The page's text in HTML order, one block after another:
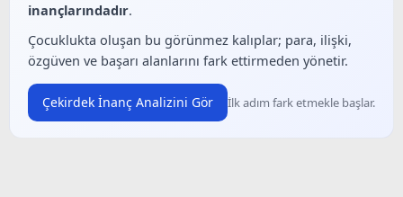
inançlarındadır.
Çocuklukta oluşan bu görünmez kalıplar; para, ilişki,
özgüven ve başarı alanlarını fark ettirmeden yönetir.
Çekirdek İnanç Analizini Gör İlk adım fark etmekle başlar.